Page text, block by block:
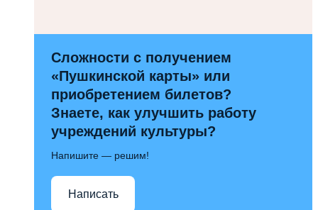
Сложности с получением
«Пушкинской карты» или
приобретением билетов?
Знаете, как улучшить работу
учреждений культуры?
Напишите — решим!
Написать